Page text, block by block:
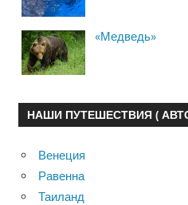
«Медведь»
НАШИ ПУТЕШЕСТВИЯ (
Венеция
Равенна
Таиланд